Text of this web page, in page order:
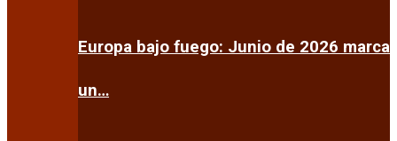
Europa bajo fuego: Junio de 2026 marca
un…